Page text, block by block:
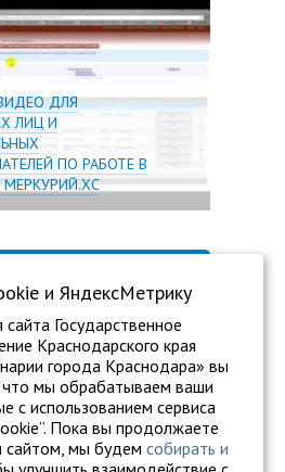
ДЛЯ
ЛИЦ И
ПО РАБОТЕ В
и ЯндексМетрику
Государственное
Краснодарского края
города Краснодара» вы
что мы обрабатываем ваши
с использованием сервиса
Пока вы продолжаете
сайтом, мы будем собирать и